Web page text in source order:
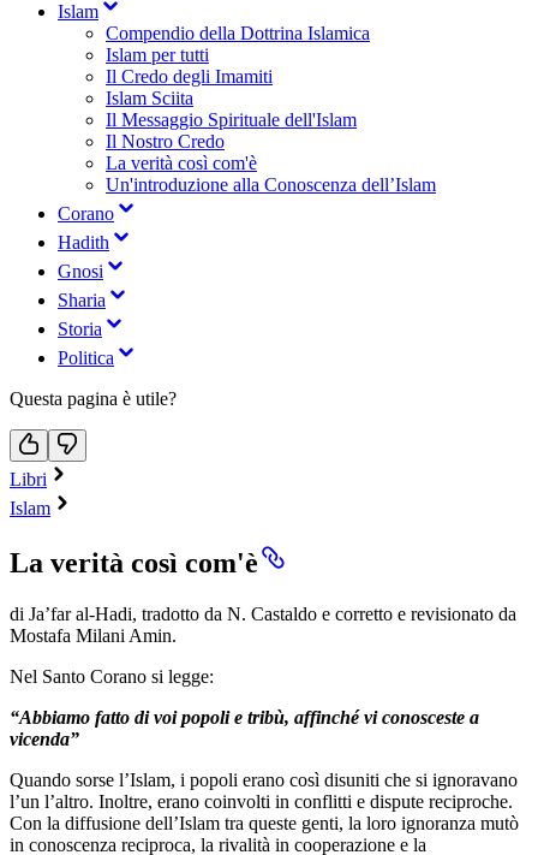
Islam
Compendio della Dottrina Islamica
Islam per tutti
Il Credo degli Imamiti
Islam Sciita
Il Messaggio Spirituale dell'Islam
Il Nostro Credo
La verità così com'è
Un'introduzione alla Conoscenza dell’Islam
Corano
Hadith
Gnosi
Sharia
Storia
Politica
Questa pagina è utile?
Libri
Islam
La verità così com'è
di Ja’far al-Hadi, tradotto da N. Castaldo e corretto e revisionato da
Mostafa Milani Amin.
Nel Santo Corano si legge:
“Abbiamo fatto di voi popoli e tribù, affinché vi conosceste a
vicenda”
Quando sorse l’Islam, i popoli erano così disuniti che si ignoravano
l’un l’altro. Inoltre, erano coinvolti in conflitti e dispute reciproche.
Con la diffusione dell’Islam tra queste genti, la loro ignoranza mutò
in conoscenza reciproca, la rivalità in cooperazione e la